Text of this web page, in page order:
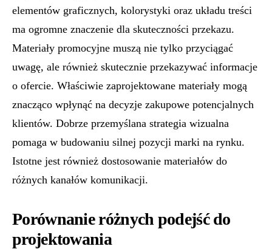
elementów graficznych, kolorystyki oraz układu treści
ma ogromne znaczenie dla skuteczności przekazu.
Materiały promocyjne muszą nie tylko przyciągać
uwagę, ale również skutecznie przekazywać informacje
o ofercie. Właściwie zaprojektowane materiały mogą
znacząco wpłynąć na decyzje zakupowe potencjalnych
klientów. Dobrze przemyślana strategia wizualna
pomaga w budowaniu silnej pozycji marki na rynku.
Istotne jest również dostosowanie materiałów do
różnych kanałów komunikacji.
Porównanie różnych podejść do
projektowania